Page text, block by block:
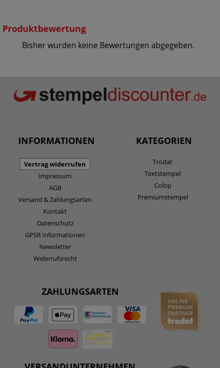
Produktbewertung
Bisher wurden keine Bewertungen abgegeben.
INFORMATIONEN
Vertrag widerrufen
Impressum
AGB
Versand & Zahlungsarten
Kontakt
Datenschutz
GPSR Informationen
Newsletter
Widerrufsrecht
KATEGORIEN
Trodat
Textstempel
Colop
Premiumstempel
ZAHLUNGSARTEN